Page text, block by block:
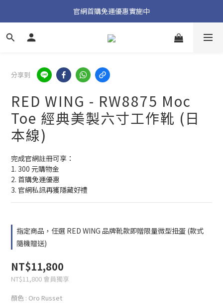
加入官方 LINE 獲取隱藏好禮
官網首購免運優惠實施中
加入官方 LINE 獲取隱藏好禮
分享到
RED WING - RW8875 Moc
Toe 經典美製六寸工作靴 (日
本線)
完成官網註冊可享：
1. 300 元購物金
2. 首購免運優惠
3. 官網私訊再獲隱藏好禮
指定商品，任選 RED WING 品牌靴款即贈限量微型扭蛋 (款式
隨機贈送)
NT$11,800
NT$11,800 會員獨享
顏色 : Oro Russet